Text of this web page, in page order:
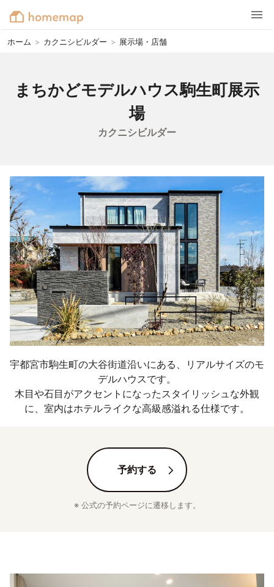
ホーム > カクニシビルダー > 展示場・店舗
まちかどモデルハウス駒生町展示
場
カクニシビルダー
宇都宮市駒生町の大谷街道沿いにある、リアルサイズのモ
デルハウスです。
木目や石目がアクセントになったスタイリッシュな外観
に、室内はホテルライクな高級感溢れる仕様です。
予約する
※ 公式の予約ページに遷移します。